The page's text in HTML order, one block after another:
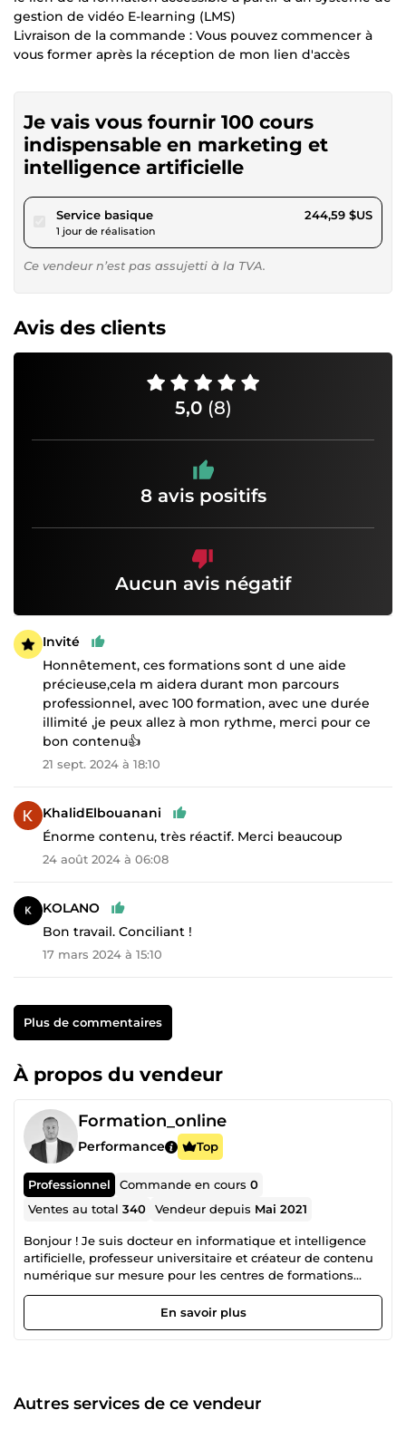
gestion de vidéo E-learning (LMS)
Livraison de la commande : Vous pouvez commencer à
vous former après la réception de mon lien d'accès
Je vais vous fournir 100 cours
indispensable en marketing et
intelligence artificielle
Service basiquepour 225,42 $US
1 jour de réalisation
244,59 $US
Ce vendeur n’est pas assujetti à la TVA.
Avis des clients
5,0 (8)
8 avis positifs
Aucun avis négatif
Invité
Honnêtement, ces formations sont d une aide
précieuse,cela m aidera durant mon parcours
professionnel, avec 100 formation, avec une durée
illimité ,je peux allez à mon rythme, merci pour ce
bon contenu👍
21 sept. 2024 à 18:10
KhalidElbouanani
Énorme contenu, très réactif. Merci beaucoup
24 août 2024 à 06:08
KOLANO
Bon travail. Conciliant !
17 mars 2024 à 15:10
Plus de commentaires
À propos du vendeur
Formation_online
Performance Top
Professionnel Commande en cours0
Ventes au total340 Vendeur depuis Mai 2021
Bonjour ! Je suis docteur en informatique et intelligence
artificielle, professeur universitaire et créateur de contenu
numérique sur mesure pour les centres de formations
(avec la revente de mes droits d'auteur). Aujourd’hui, j’ai
décidé de partager mes connaissances et mon expertise
avec vous. Cela me permettra de combiner entre ma
permis de créer un portefeuille de plus de 100 formations
dont 10 qui sont considérées Best-Seller sur la plateforme
En savoir plus
Autres services de ce vendeur